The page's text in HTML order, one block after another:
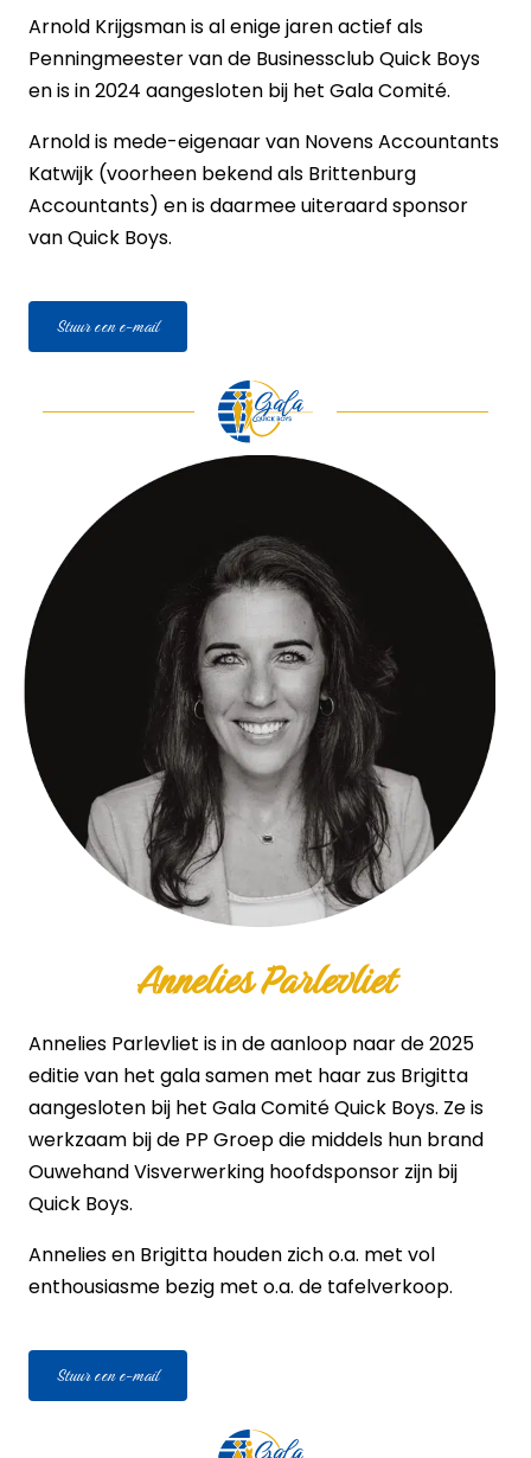
Arnold Krijgsman is al enige jaren actief als
Penningmeester van de Businessclub Quick Boys
en is in 2024 aangesloten bij het Gala Comité.
Arnold is mede-eigenaar van Novens Accountants
Katwijk (voorheen bekend als Brittenburg
Accountants) en is daarmee uiteraard sponsor
van Quick Boys.
Stuur een e-mail
Annelies Parlevliet
Annelies Parlevliet is in de aanloop naar de 2025
editie van het gala samen met haar zus Brigitta
aangesloten bij het Gala Comité Quick Boys. Ze is
werkzaam bij de PP Groep die middels hun brand
Ouwehand Visverwerking hoofdsponsor zijn bij
Quick Boys.
Annelies en Brigitta houden zich o.a. met vol
enthousiasme bezig met o.a. de tafelverkoop.
Stuur een e-mail